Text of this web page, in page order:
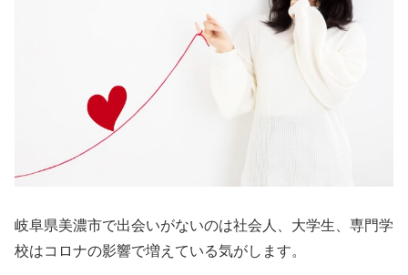
岐阜県美濃市で出会いがないのは社会人、大学生、専門学
校はコロナの影響で増えている気がします。